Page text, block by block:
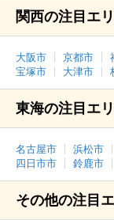
関西の注目エ
大阪市 京都市
宝塚市
大津市
東海の注目エ
名古屋市 浜松市
四日市市
鈴鹿市
その他の注目